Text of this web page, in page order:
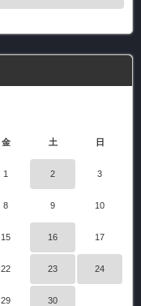
金 土 日
1 2 3
8 9 10
15 16 17
22 23 24
29 30